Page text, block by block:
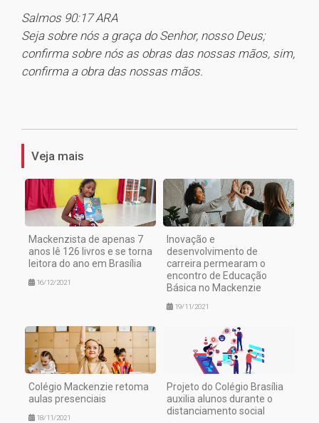
Salmos 90:17 ARA
Seja sobre nós a graça do Senhor, nosso Deus;
confirma sobre nós as obras das nossas mãos, sim,
confirma a obra das nossas mãos.
Veja mais
Mackenzista de apenas 7
anos lê 126 livros e se torna
leitora do ano em Brasília
16/12/2021
Inovação e
desenvolvimento de
carreira permearam o
encontro de Educação
Básica no Mackenzie
19/11/2021
Colégio Mackenzie retoma
aulas presenciais
18/11/2021
Projeto do Colégio Brasília
auxilia alunos durante o
distanciamento social